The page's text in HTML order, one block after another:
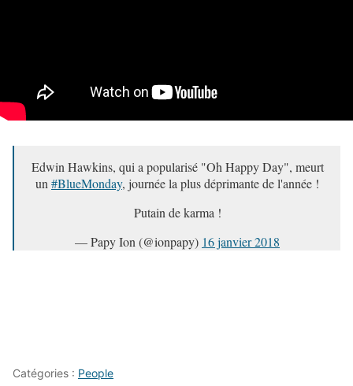
Edwin Hawkins, qui a popularisé "Oh Happy Day", meurt
un #BlueMonday, journée la plus déprimante de l'année !
Putain de karma !
— Papy Ion (@ionpapy) 16 janvier 2018
Catégories : People